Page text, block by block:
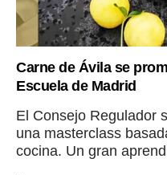
Carne de Ávila se
Escuela de Madrid
El Consejo Regulador
una masterclass
cocina. Un gran